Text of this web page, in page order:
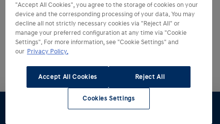
"Accept All Cookies", you agree to the storage of cookies on your
device and the corresponding processing of your data. You may
decline all not strictly necessary cookies via "Reject All" or
manage your preferred configuration at any time via "Cookie
Settings". For more information, see "Cookie Settings" and
our Privacy Policy.
Accept All Cookies Reject All
Cookies Settings